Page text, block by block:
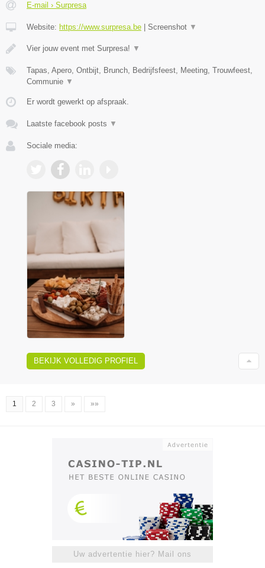
E-mail › Surpresa
Website: https://www.surpresa.be Screenshot ▼
Vier jouw event met Surpresa! ▼
Tapas, Apero, Ontbijt, Brunch, Bedrijfsfeest, Meeting, Trouwfeest,
Communie ▼
Er wordt gewerkt op afspraak.
Laatste facebook posts ▼
Sociale media:
BEKIJK VOLLEDIG PROFIEL
1 2 3 » »»
Uw advertentie hier? Mail ons